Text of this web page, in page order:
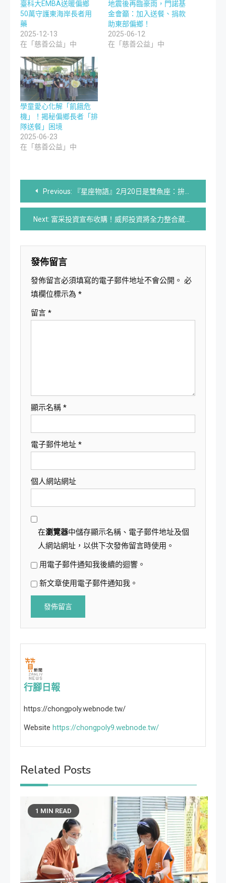
臺科大EMBA送暖偏鄉
50萬守護東海岸長者用
藥
2025-12-13
在「慈善公益」中
地震後再臨豪雨，門諾基
金會籲：加入送餐、捐款
助東部偏鄉！
2025-06-12
在「慈善公益」中
學童愛心化解「飢餓危
機」！揭秘偏鄉長者「排
隊送餐」困境
2025-06-23
在「慈善公益」中
文
章
導
覽
Previous: 『星座物語』2月20日是雙魚座：拚命三郎
Next: 富采投資宣布收購！威邦投資將全力整合葳天科技
發佈留言
發佈留言必須填寫的電子郵件地址不會公開。 必
填欄位標示為 *
留言 *
顯示名稱 *
電子郵件地址 *
個人網站網址
在瀏覽器中儲存顯示名稱、電子郵件地址及個
人網站網址，以供下次發佈留言時使用。
用電子郵件通知我後續的迴響。
新文章使用電子郵件通知我。
行腳日報
https://chongpoly.webnode.tw/
Website https://chongpoly9.webnode.tw/
Related Posts
1 MIN READ